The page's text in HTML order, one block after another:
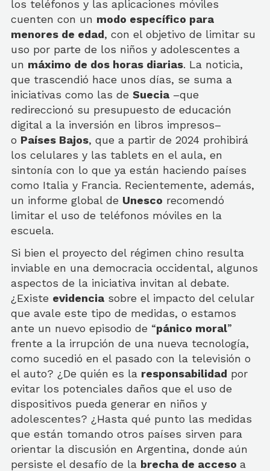
los teléfonos y las aplicaciones móviles
cuenten con un modo específico para
menores de edad, con el objetivo de limitar su
uso por parte de los niños y adolescentes a
un máximo de dos horas diarias. La noticia,
que trascendió hace unos días, se suma a
iniciativas como las de Suecia –que
redireccionó su presupuesto de educación
digital a la inversión en libros impresos–
o Países Bajos, que a partir de 2024 prohibirá
los celulares y las tablets en el aula, en
sintonía con lo que ya están haciendo países
como Italia y Francia. Recientemente, además,
un informe global de Unesco recomendó
limitar el uso de teléfonos móviles en la
escuela.
Si bien el proyecto del régimen chino resulta
inviable en una democracia occidental, algunos
aspectos de la iniciativa invitan al debate.
¿Existe evidencia sobre el impacto del celular
que avale este tipo de medidas, o estamos
ante un nuevo episodio de “pánico moral”
frente a la irrupción de una nueva tecnología,
como sucedió en el pasado con la televisión o
el auto? ¿De quién es la responsabilidad por
evitar los potenciales daños que el uso de
dispositivos pueda generar en niños y
adolescentes? ¿Hasta qué punto las medidas
que están tomando otros países sirven para
orientar la discusión en Argentina, donde aún
persiste el desafío de la brecha de acceso a